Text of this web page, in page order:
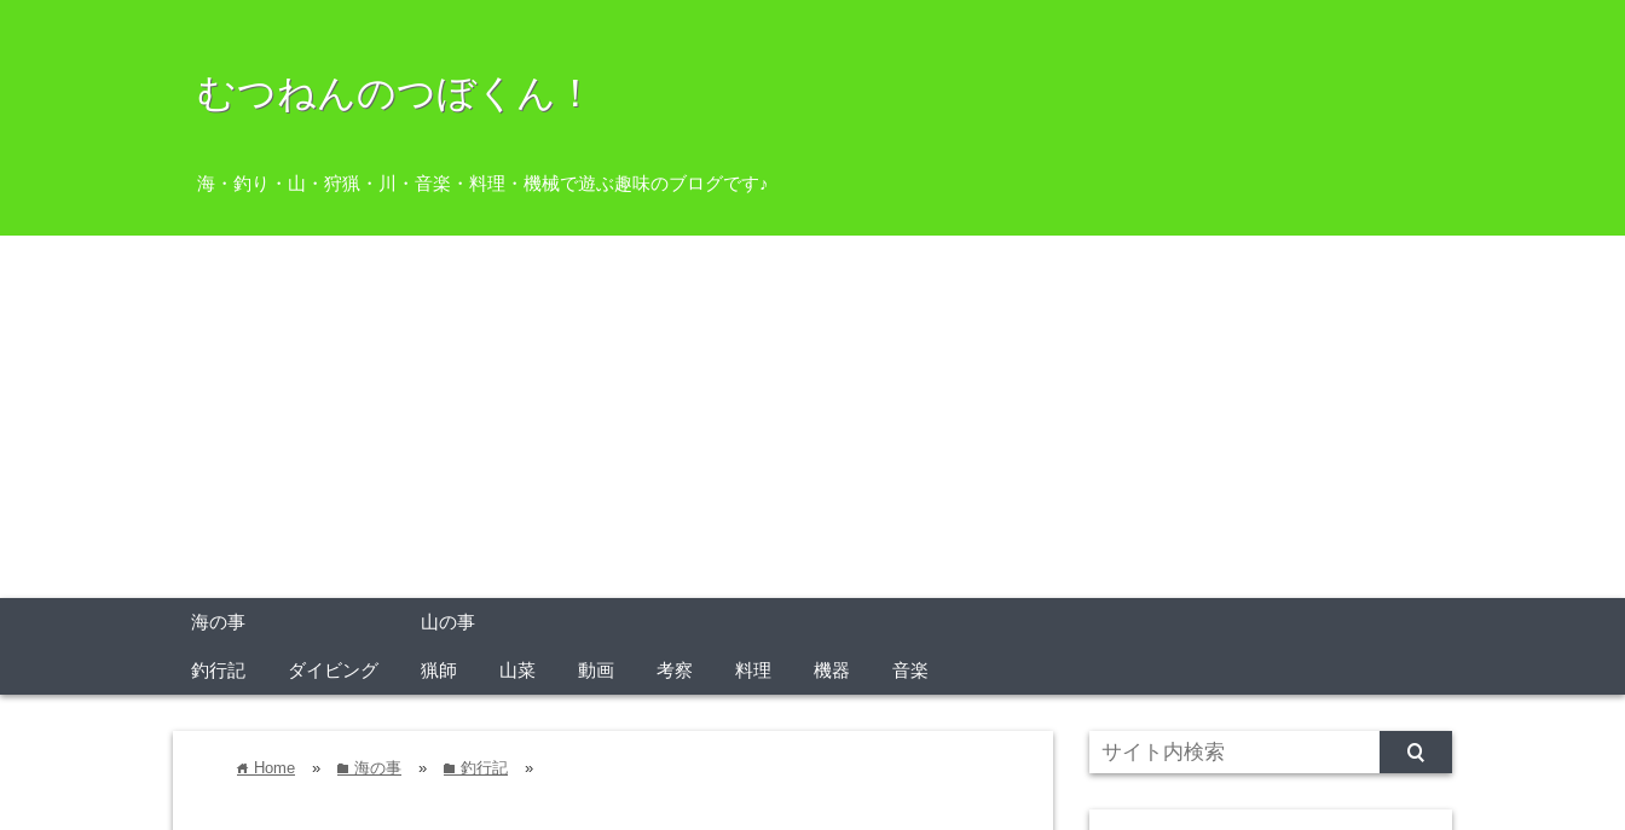
むつねんのつぼくん！
海・釣り・山・狩猟・川・音楽・料理・機械で遊ぶ趣味のブログです♪
海の事
釣行記 ダイビング
山の事
猟師 山菜 動画 考察 料理 機器 音楽
home Home » folder 海の事 » folder 釣行記 »